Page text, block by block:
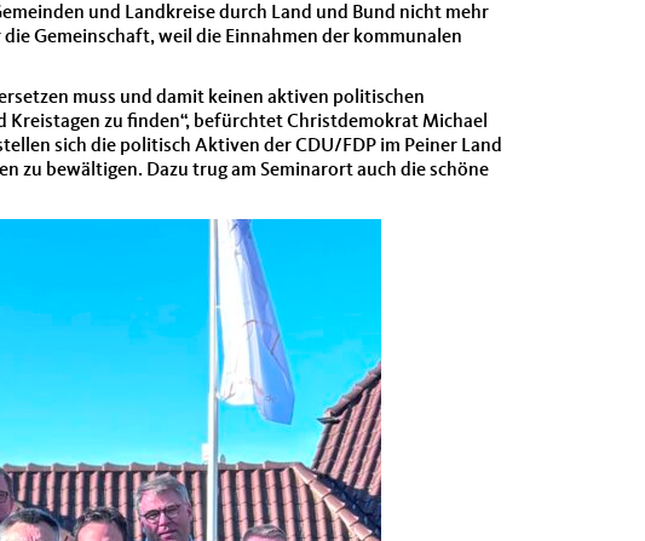
und Landkreise durch Land und Bund nicht mehr
Gemeinschaft, weil die Einnahmen der kommunalen
muss und damit keinen aktiven politischen
zu finden“, befürchtet Christdemokrat Michael
sich die politisch Aktiven der CDU/FDP im Peiner Land
bewältigen. Dazu trug am Seminarort auch die schöne